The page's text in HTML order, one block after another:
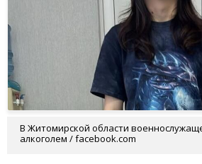
В Житомирской области
алкоголем / facebook.com